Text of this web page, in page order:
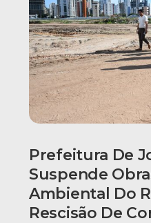
Prefeitura De
Suspende
Ambiental Do
Rescisão De